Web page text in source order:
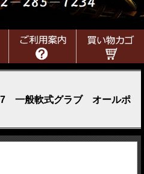
一般軟式グラブ オールポ